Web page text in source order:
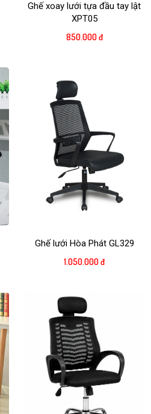
Ghế xoay lưới tựa đầu tay lật
XPT05
850.000 đ
Ghế lưới Hòa Phát GL329
1.050.000 đ